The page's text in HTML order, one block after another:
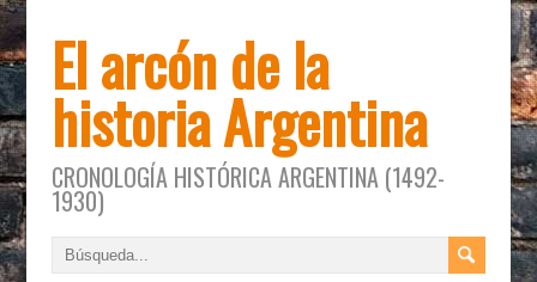
El arcón de la
historia Argentina
CRONOLOGÍA HISTÓRICA ARGENTINA (1492-
1930)